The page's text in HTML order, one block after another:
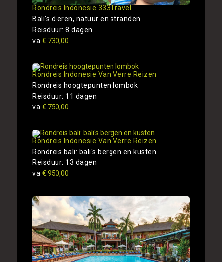
Rondreis Indonesie 333Travel
Bali's dieren, natuur en stranden
Reisduur: 8 dagen
va € 730,00
Rondreis Indonesie Van Verre Reizen
Rondreis hoogtepunten lombok
Reisduur: 11 dagen
va € 750,00
Rondreis Indonesie Van Verre Reizen
Rondreis bali: bali's bergen en kusten
Reisduur: 13 dagen
va € 950,00